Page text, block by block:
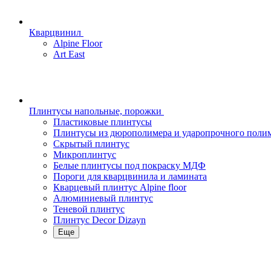
Кварцвинил
Alpine Floor
Art East
Плинтусы напольные, порожки
Пластиковые плинтусы
Плинтусы из дюрополимера и ударопрочного
Скрытый плинтус
Микроплинтус
Белые плинтусы под покраску МДФ
Пороги для кварцвинила и ламината
Кварцевый плинтус Alpine floor
Алюминиевый плинтус
Теневой плинтус
Плинтус Decor Dizayn
Еще